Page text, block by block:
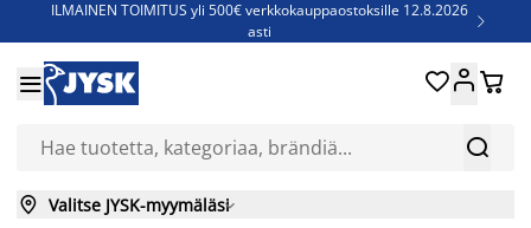
ILMAINEN TOIMITUS yli 500€ verkkokauppaostoksille 12.8.2026
asti

Jenkkisänkyjä - Säästä jopa 60%


 
 Valitse JYSK-myymäläsi